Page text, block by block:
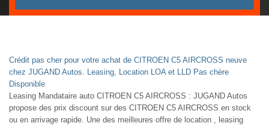
Crédit pas cher pour votre achat de CITROEN C5 AIRCROSS neuve
chez JUGAND Autos. Leasing, Location LOA et LLD Pas chère
Disponible
Leasing Mandataire auto CITROEN C5 AIRCROSS : JUGAND Autos
propose des prix discount sur des CITROEN C5 AIRCROSS en stock
ou en arrivage rapide. Une des meilleures offre de location , leasing